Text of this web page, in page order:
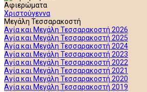
Αφιερώματα
Χριστούγεννα
Μεγάλη Τεσσαρακοστή
Αγία και Μεγάλη Τεσσαρακοστή 2026
Αγία και Μεγάλη Τεσσαρακοστή 2025
Αγία και Μεγάλη Τεσσαρακοστή 2024
Αγία και Μεγάλη Τεσσαρακοστή 2023
Αγία και Μεγάλη Τεσσαρακοστή 2022
Αγία και Μεγάλη Τεσσαρακοστή 2021
Αγία και Μεγάλη Τεσσαρακοστή 2020
Αγία και Μεγάλη Τεσσαρακοστή 2019